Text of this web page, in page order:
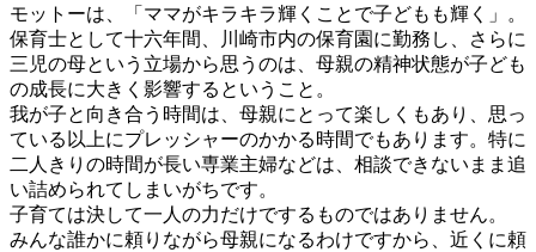
モットーは、「ママがキラキラ輝くことで子どもも輝く」。
保育士として十六年間、川崎市内の保育園に勤務し、さらに
三児の母という立場から思うのは、母親の精神状態が子ども
の成長に大きく影響するということ。
我が子と向き合う時間は、母親にとって楽しくもあり、思っ
ている以上にプレッシャーのかかる時間でもあります。特に
二人きりの時間が長い専業主婦などは、相談できないまま追
い詰められてしまいがちです。
子育ては決して一人の力だけでするものではありません。
みんな誰かに頼りながら母親になるわけですから、近くに頼